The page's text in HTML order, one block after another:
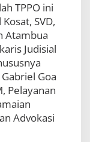
TPPO ini
SVD,
Atambua
Judisial
Goa
Pelayanan
Advokasi